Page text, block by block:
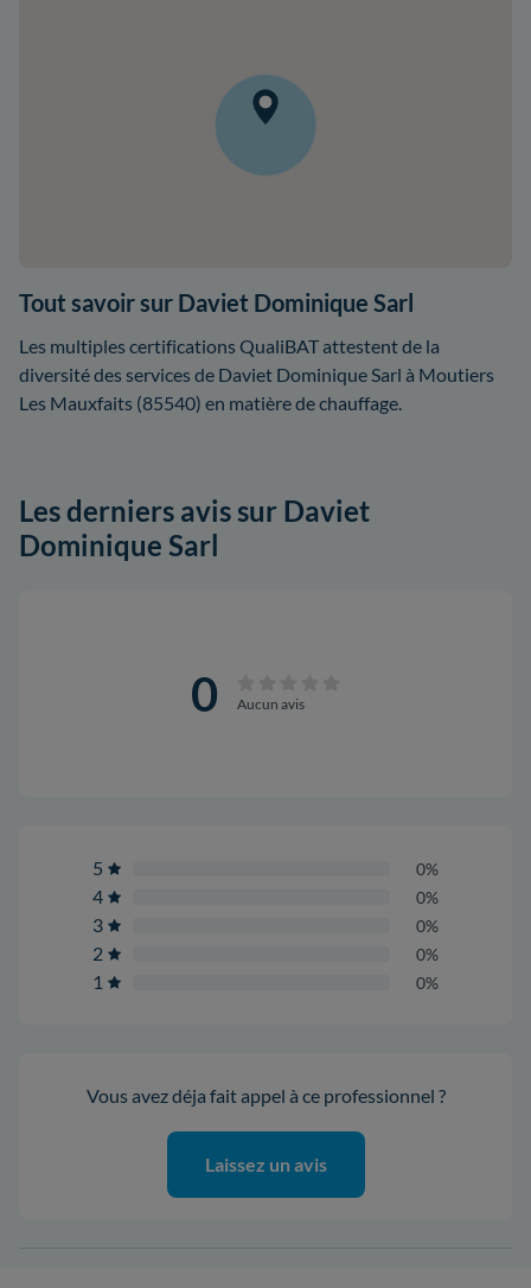
Tout savoir sur Daviet Dominique Sarl
Les multiples certifications QualiBAT attestent de la
diversité des services de Daviet Dominique Sarl à Moutiers
Les Mauxfaits (85540) en matière de chauffage.
Les derniers avis sur Daviet
Dominique Sarl
0 Aucun avis
5 0%
4 0%
3 0%
2 0%
1 0%
Vous avez déja fait appel à ce professionnel ?
Laissez un avis